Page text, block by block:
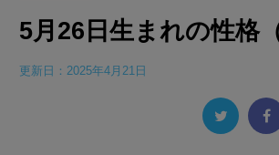
5月26日生まれの性格
更新日： 2025年4月21日